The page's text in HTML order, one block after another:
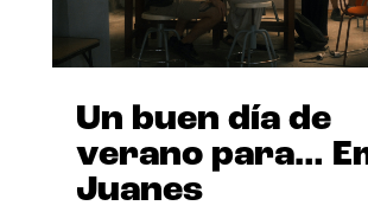
Un buen día de
verano para…
Juanes